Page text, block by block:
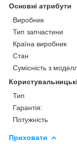
Основні атрибути
Виробник
Тип запчастини
Країна виробник
Стан
Сумісність з
Тип
Гарантія:
Потужність
Приховати